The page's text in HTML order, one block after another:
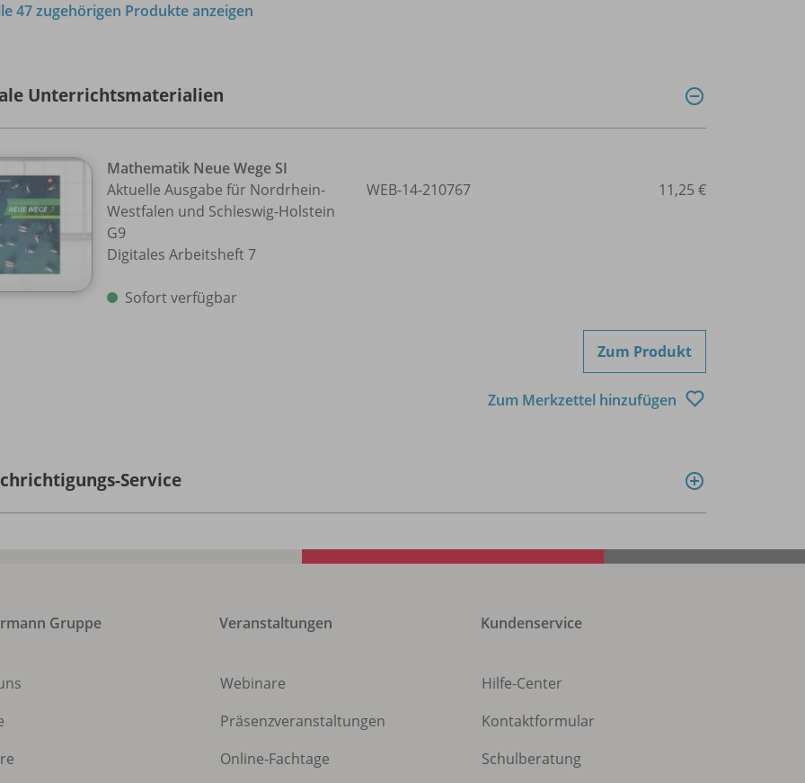
47 zugehörigen Produkte anzeigen
Unterrichtsmaterialien
Mathematik Neue Wege SI
Aktuelle Ausgabe für Nordrhein-
Westfalen und Schleswig-Holstein
G9
Digitales Arbeitsheft 7
Sofort verfügbar
WEB-14-210767 11,25 €
Zum Produkt
Zum Merkzettel hinzufügen
Service
Gruppe Veranstaltungen
Webinare
Präsenzveranstaltungen
Online-Fachtage
Kundenservice
Hilfe-Center
Kontaktformular
Schulberatung